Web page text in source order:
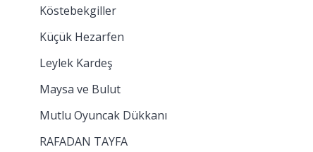
Köstebekgiller
Küçük Hezarfen
Leylek Kardeş
Maysa ve Bulut
Mutlu Oyuncak Dükkanı
RAFADAN TAYFA